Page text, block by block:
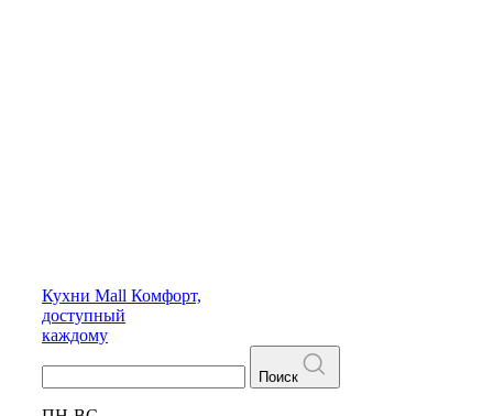
Кухни Mall Комфорт,
доступный
каждому
Поиск